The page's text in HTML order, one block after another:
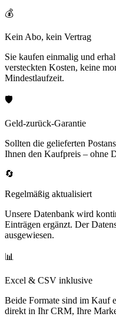
💰
Kein Abo, kein Vertrag
Sie kaufen einmalig und
versteckten Kosten, keine
Mindestlaufzeit.
🛡️
Geld-zurück-Garantie
Sollten die gelieferten
Ihnen den Kaufpreis – ohne
🔄
Regelmäßig aktualisiert
Unsere Datenbank wird
Einträgen ergänzt. Der
ausgewiesen.
📊
Excel & CSV inklusive
Beide Formate sind im Kauf
direkt in Ihr CRM, Ihre